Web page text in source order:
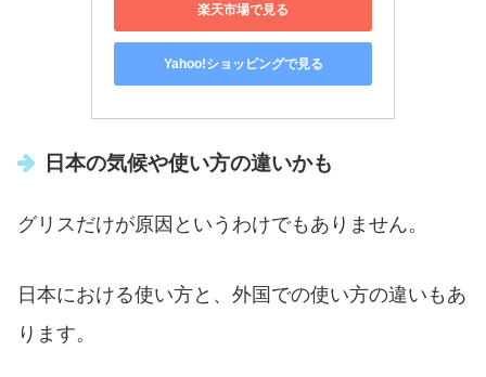
楽天市場で見る
Yahoo!ショッピングで見る
日本の気候や使い方の違いかも
グリスだけが原因というわけでもありません。
日本における使い方と、外国での使い方の違いもあ
ります。